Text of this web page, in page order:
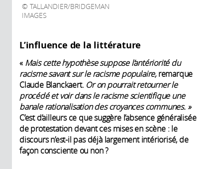
TALLANDIER/BRIDGEMAN
IMAGES
L’influence de la littérature
«Mais cette hypothèse suppose l’antériorité du
racisme savant sur le racisme populaire,remarque
Claude Blanckaert. Or on pourrait retourner le
procédé et voir dans le racisme scientifique une
banale rationalisation des croyances communes. »
C’est d’ailleurs ce que suggère l’absence généralisée
de protestation devant ces mises en scène : le
discours n’est-il pas déjà largement intériorisé, de
façon consciente ou non ?